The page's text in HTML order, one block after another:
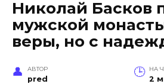
Николай Басков
мужской
веры, но с
АВТОР
pred
НА
2